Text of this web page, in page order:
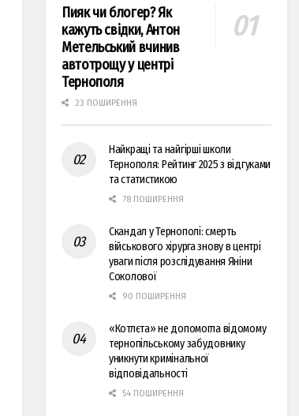
Пияк чи блогер? Як
кажуть свідки, Антон
Метельський вчинив
автотрощу у центрі
Тернополя
23 ПОШИРЕННЯ
Найкращі та найгірші школи
Тернополя: Рейтинг 2025 з відгуками
та статистикою
78 ПОШИРЕННЯ
Скандал у Тернополі: смерть
військового хірурга знову в центрі
уваги після розслідування Яніни
Соколової
90 ПОШИРЕННЯ
«Котлєта» не допомогла відомому
тернопільському забудовнику
уникнути кримінальної
відповідальності
54 ПОШИРЕННЯ